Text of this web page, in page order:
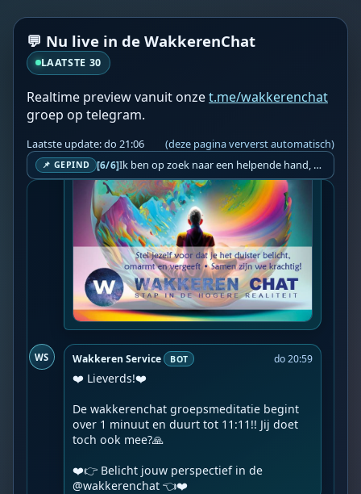
💬 Nu live in de WakkerenChat
LAATSTE 30
Realtime preview vanuit onzet.me/wakkerenchat
groep op telegram.
Laatste update: do 21:06 (deze pagina ververst automatisch)
📌 GEPIND [6/6] Ik ben op zoek naar een helpende hand, een menselijk oog, een admin die helpt met controleren of de chat wel correct word gemodereerd word door NoMoSpam. 98% gaat automatisch goed, toch ik dit nooit helemaal loslaten en moet er altijd een mens mee blijven opletten bij elke beslissing die gemaakt word. Waar bestaan de werkzaamheden uit? Mee kijken in admin log kanaal naar alle drugs/porno/scams die voorbij komen en in het geval van een randgevalletje, ingrijpen en b.v. een verwijderd maar wel toegestaan bericht terug plaatsen met een druk op de knop. tsja zo banaal en simpel is het gesteld.. Word je hier blij van? Nee. Strookt het je ego? Nee. Word je er beter van? Nee. Kost het veel tijd? Totaal niet, consistentie en regelmaat is belangrijker dan 'er even voor kunnen gaan zitten'.. het werk is in een paar seconden gepiept.. je checkt puur of AI de juiste beslissing heeft gemaakt.. …
WS Wakkeren Service
WS Wakkeren Service BOT do 20:59
❤️ Lieverds!❤️
De wakkerenchat groepsmeditatie begint
over 1 minuut en duurt tot 11:11!! Jij doet
toch ook mee?🙏
❤️👉 Belicht jouw perspectief in de
@wakkerenchat 👈❤️️